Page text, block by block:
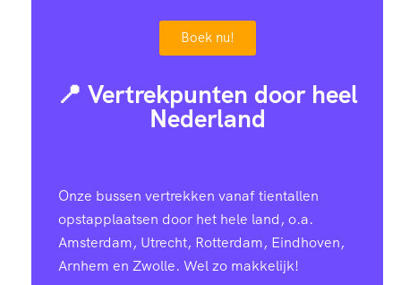
Boek nu!
📍 Vertrekpunten door heel
Nederland
Onze bussen vertrekken vanaf tientallen
opstapplaatsen door het hele land, o.a.
Amsterdam, Utrecht, Rotterdam, Eindhoven,
Arnhem en Zwolle. Wel zo makkelijk!